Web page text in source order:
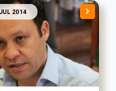
2014